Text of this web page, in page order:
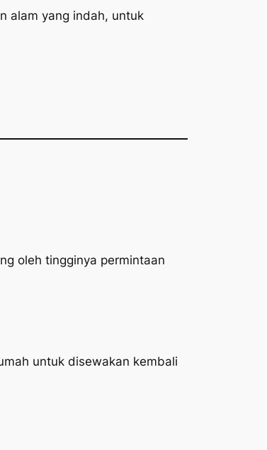
alam yang indah, untuk
oleh tingginya permintaan
untuk disewakan kembali